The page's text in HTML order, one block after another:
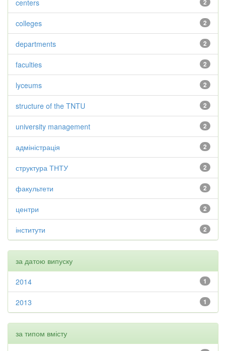
2
centers
2
colleges
2
departments
2
faculties
2
lyceums
2
structure of the TNTU
2
university management
2
адміністрація
2
структура ТНТУ
2
факультети
2
центри
2
інститути
за датою випуску
1
2014
1
2013
за типом вмісту